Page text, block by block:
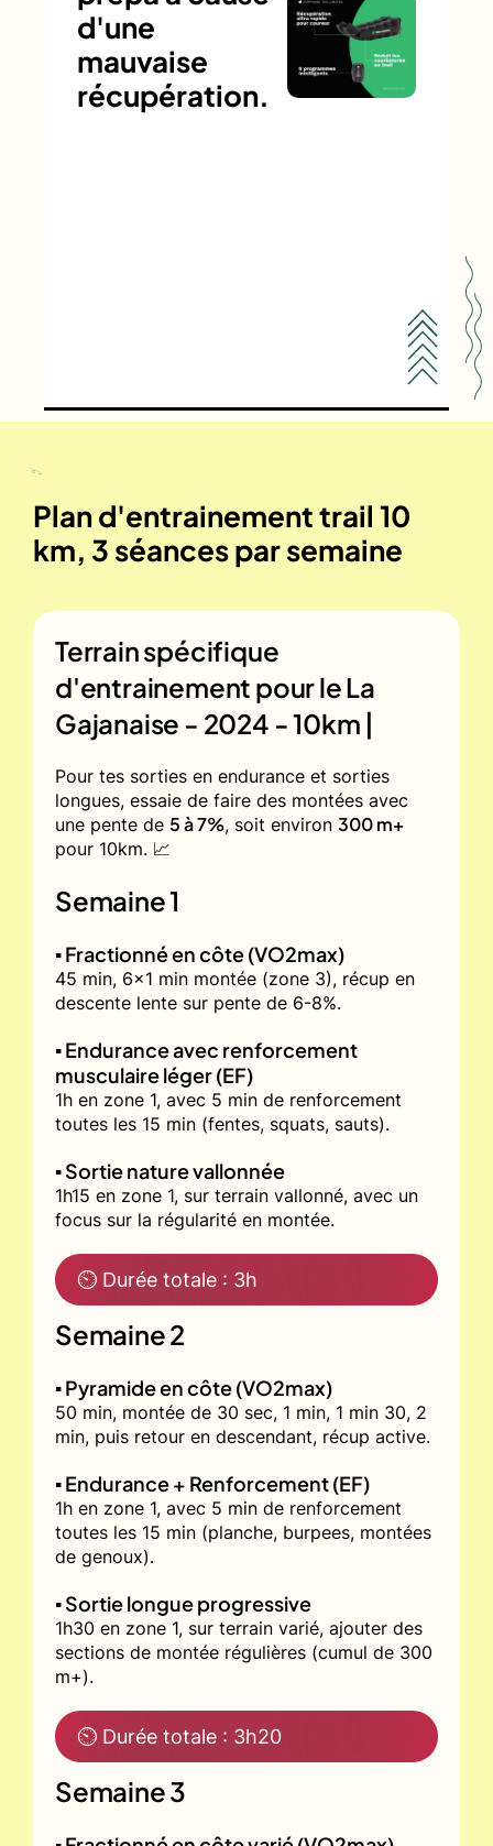
d'une
mauvaise
récupération.
Plan d'entrainement trail 10
km, 3 séances par semaine
Terrain spécifique
d'entrainement pour leLa
Gajanaise - 2024 - 10km |
Pour tes sorties en endurance et sorties
longues, essaie de faire des montées avec
une pente de 5 à 7%, soit environ 300 m+
pour 10km. 📈
Semaine 1
▪️ Fractionné en côte (VO2max)
45 min, 6x1 min montée (zone 3), récup en
descente lente sur pente de 6-8%.
▪️ Endurance avec renforcement
musculaire léger (EF)
1h en zone 1, avec 5 min de renforcement
toutes les 15 min (fentes, squats, sauts).
▪️ Sortie nature vallonnée
1h15 en zone 1, sur terrain vallonné, avec un
focus sur la régularité en montée.
⏲ Durée totale : 3h
Semaine 2
▪️ Pyramide en côte (VO2max)
50 min, montée de 30 sec, 1 min, 1 min 30, 2
min, puis retour en descendant, récup active.
▪️ Endurance + Renforcement (EF)
1h en zone 1, avec 5 min de renforcement
toutes les 15 min (planche, burpees, montées
de genoux).
▪️ Sortie longue progressive
1h30 en zone 1, sur terrain varié, ajouter des
sections de montée régulières (cumul de 300
m+).
⏲ Durée totale : 3h20
Semaine 3